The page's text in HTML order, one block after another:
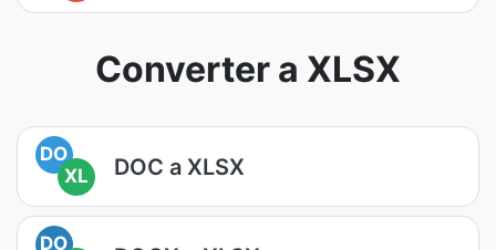
Converter a XLSX
DO
XL
DOC a XLSX
DO